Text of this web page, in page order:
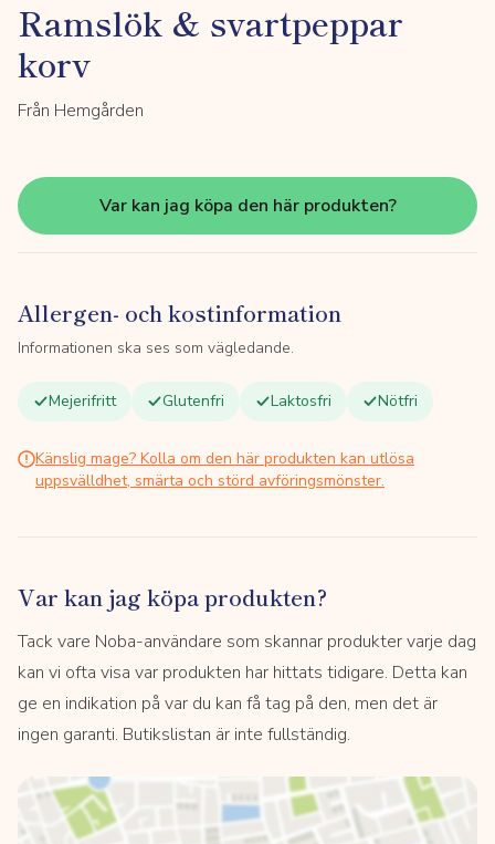
Ramslök & svartpeppar
korv
Från Hemgården
Var kan jag köpa den här produkten?
Allergen- och kostinformation
Informationen ska ses som vägledande.
Mejerifritt Glutenfri Laktosfri Nötfri
Känslig mage? Kolla om den här produkten kan utlösa
uppsvälldhet, smärta och störd avföringsmönster.
Var kan jag köpa produkten?
Tack vare Noba-användare som skannar produkter varje dag
kan vi ofta visa var produkten har hittats tidigare. Detta kan
ge en indikation på var du kan få tag på den, men det är
ingen garanti. Butikslistan är inte fullständig.